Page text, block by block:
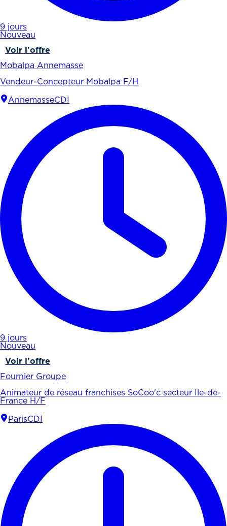
9 jours
Nouveau
Voir l'offre
Mobalpa Annemasse
Vendeur-Concepteur Mobalpa F/H
AnnemasseCDI
9 jours
Nouveau
Voir l'offre
Fournier Groupe
Animateur de réseau franchises SoCoo'c secteur Ile-de-
France H/F
ParisCDI